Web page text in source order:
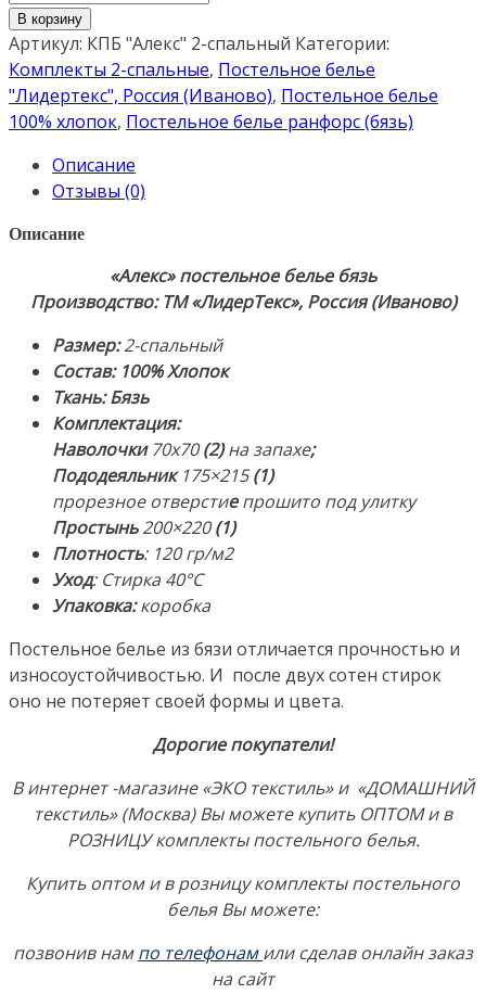
товара
Постельное
белье
бязь
«Алекс».
спальный
пододеяльник
простынь
наволочки
70х70см
Ткань:
Состав:
Хлопок.
Производство:
ТМ
«ЛидерТекс»,
Россия
(Иваново)
В корзину
Артикул: КПБ "Алекс" 2-спальный Категории:
Комплекты 2-спальные, Постельное белье
"Лидертекс", Россия (Иваново), Постельное белье
100% хлопок, Постельное белье ранфорс (бязь)
Описание
Отзывы (0)
Описание
«Алекс» постельное белье бязь
Производство: ТМ «ЛидерТекс», Россия (Иваново)
Размер:2-спальный
Состав: 100% Хлопок
Ткань: Бязь
Комплектация:
Наволочки70х70(2)на запахе;
Пододеяльник 175×215(1)
прорезное отверстиепрошито под улитку
Простынь200×220(1)
Плотность: 120 гр/м2
Уход: Стирка 40°С
Упаковка:коробка
Постельное белье из бязи отличается прочностью и
износоустойчивостью. И после двух сотен стирок
оно не потеряет своей формы и цвета.
Дорогие покупатели!
В интернет -магазине «ЭКО текстиль» и «ДОМАШНИЙ
текстиль» (Москва) Вы можете купить ОПТОМ и в
РОЗНИЦУ комплекты постельного белья.
Купить оптом и в розницу комплекты постельного
белья Вы можете:
позвонив нампо телефонам или сделав онлайн заказ
на сайт